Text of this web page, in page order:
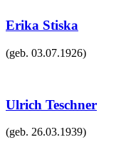
Erika Stiska
(geb. 03.07.1926)
Ulrich Teschner
(geb. 26.03.1939)